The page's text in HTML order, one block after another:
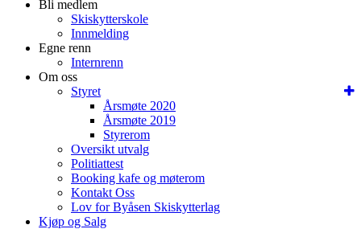
Bli medlem
Skiskytterskole
Innmelding
Egne renn
Internrenn
Om oss
Styret
Årsmøte 2020
Årsmøte 2019
Styrerom
Oversikt utvalg
Politiattest
Booking kafe og møterom
Kontakt Oss
Lov for Byåsen Skiskytterlag
Kjøp og Salg